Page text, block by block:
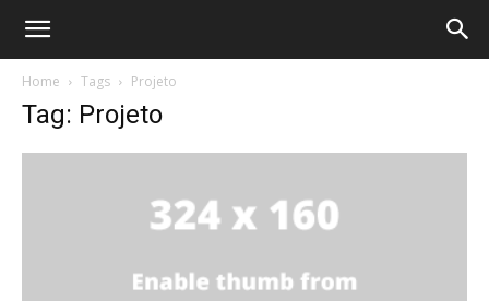
Home Tags Projeto
Tag: Projeto